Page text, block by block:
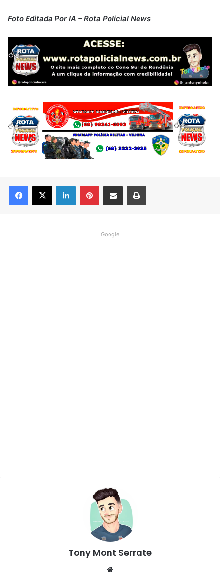
Foto Editada Por IA – Rota Policial News
Google
Tony Mont Serrate